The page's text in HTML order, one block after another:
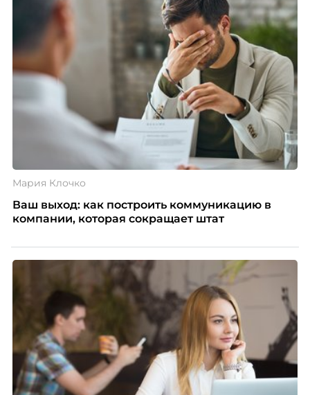
Мария Клочко
Ваш выход: как построить коммуникацию в
компании, которая сокращает штат